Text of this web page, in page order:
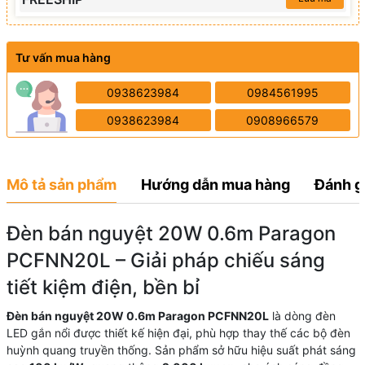
Tư vấn mua hàng
0938623984 0984561995
0938623984 0908966579
Mô tả sản phẩm Hướng dẫn mua hàng Đánh
Đèn bán nguyệt 20W 0.6m Paragon
PCFNN20L – Giải pháp chiếu sáng
tiết kiệm điện, bền bỉ
Đèn bán nguyệt 20W 0.6m Paragon PCFNN20Llà dòng đèn
LED gắn nổi được thiết kế hiện đại, phù hợp thay thế các bộ đèn
huỳnh quang truyền thống. Sản phẩm sở hữu hiệu suất phát sáng